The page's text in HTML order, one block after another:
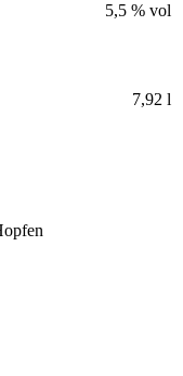
5,5 % vol
7,92 l